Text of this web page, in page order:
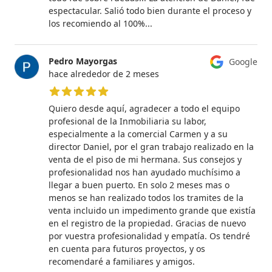
espectacular. Salió todo bien durante el proceso y
los recomiendo al 100%...
Google
Pedro Mayorgas
hace alrededor de 2 meses
5 de 5 estrellas
Quiero desde aquí, agradecer a todo el equipo
profesional de la Inmobiliaria su labor,
especialmente a la comercial Carmen y a su
director Daniel, por el gran trabajo realizado en la
venta de el piso de mi hermana. Sus consejos y
profesionalidad nos han ayudado muchísimo a
llegar a buen puerto. En solo 2 meses mas o
menos se han realizado todos los tramites de la
venta incluido un impedimento grande que existía
en el registro de la propiedad. Gracias de nuevo
por vuestra profesionalidad y empatía. Os tendré
en cuenta para futuros proyectos, y os
recomendaré a familiares y amigos.